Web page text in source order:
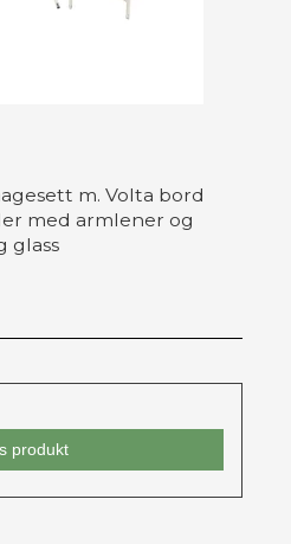
m. Volta bord
med armlener og
glass
produkt